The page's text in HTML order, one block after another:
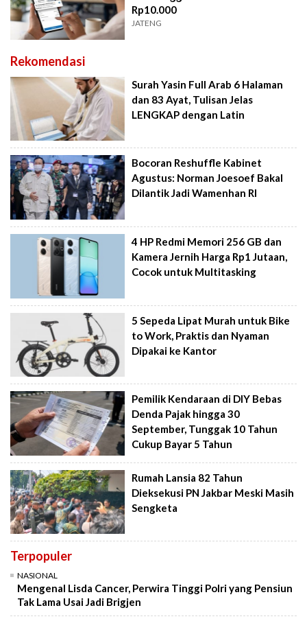
Rp10.000
JATENG
Rekomendasi
Surah Yasin Full Arab 6 Halaman
dan 83 Ayat, Tulisan Jelas
LENGKAP dengan Latin
Bocoran Reshuffle Kabinet
Agustus: Norman Joesoef Bakal
Dilantik Jadi Wamenhan RI
4 HP Redmi Memori 256 GB dan
Kamera Jernih Harga Rp1 Jutaan,
Cocok untuk Multitasking
5 Sepeda Lipat Murah untuk Bike
to Work, Praktis dan Nyaman
Dipakai ke Kantor
Pemilik Kendaraan di DIY Bebas
Denda Pajak hingga 30
September, Tunggak 10 Tahun
Cukup Bayar 5 Tahun
Rumah Lansia 82 Tahun
Dieksekusi PN Jakbar Meski Masih
Sengketa
Terpopuler
NASIONAL
Mengenal Lisda Cancer, Perwira Tinggi Polri yang Pensiun
Tak Lama Usai Jadi Brigjen